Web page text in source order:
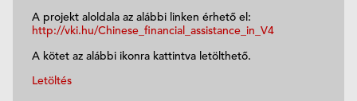
A projekt aloldala az alábbi linken érhető el:
http://vki.hu/Chinese_financial_assistance_in_V4
A kötet az alábbi ikonra kattintva letölthető.
Letöltés